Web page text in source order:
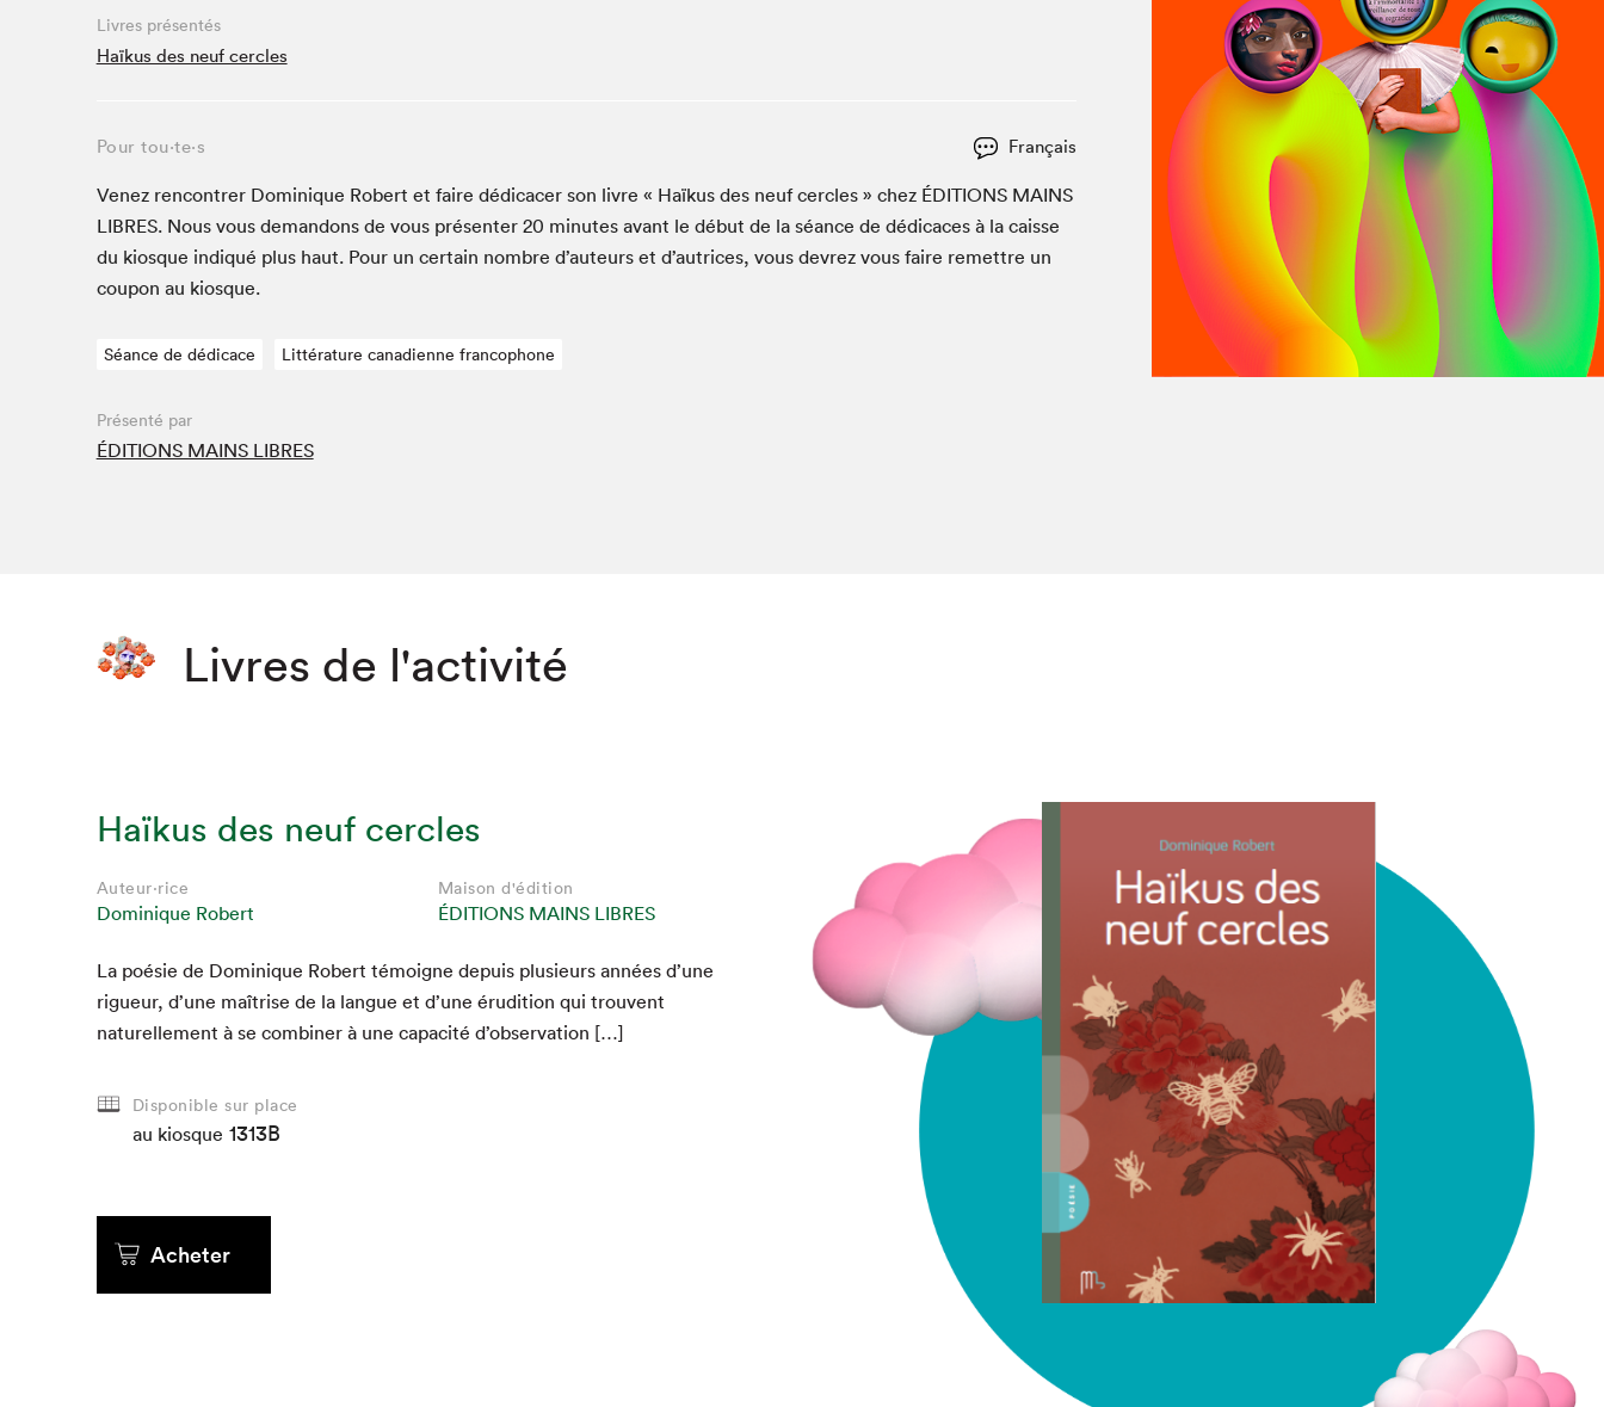
Café La Presse
Espace Côte-des-Neiges
La lecture en cadeau
Le grand jeu de lecture à voix haute du Salon du livre
de Montréal
Le Salon dans ta classe
Lettres québécoises au Salon
Liseur Public
Louisiane enracinée et branchée
Matinées scolaires Hydro-Québec
Mur des illustrateur·rice·s
À propos du Salon
Liste des exposant·e·s
Liste des auteur·rice·s
Livres présentés
Haïkus des neuf cercles
Pour tou⋅te⋅s Français
Venez ren­con­tr­er Dominique Robert et faire dédi­cac­er son livre « Haïkus des neuf cer­cles » chez ÉDI­TIONS MAINS
LIBRES. Nous vous deman­dons de vous présen­ter 20 min­utes avant le début de la séance de dédi­caces à la caisse
du kiosque indiqué plus haut. Pour un cer­tain nom­bre d’auteurs et d’autrices, vous devrez vous faire remet­tre un
coupon au kiosque.
Séance de dédicace Littérature canadienne francophone
Présenté par
ÉDITIONS MAINS LIBRES
Livres de l'activité
Haïkus des neuf cercles
Auteur·rice
Dominique Robert
Maison d'édition
ÉDITIONS MAINS LIBRES
La poésie de Dominique Robert témoigne depuis plusieurs années d’une
rigueur, d’une maîtrise de la langue et d’une éru­di­tion qui trou­vent
naturelle­ment à se com­bin­er à une capac­ité d’observation […]
Disponible sur place
au kiosque 1313B
Acheter